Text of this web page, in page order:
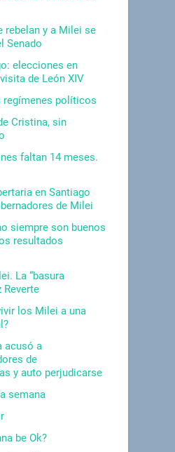
rebelan y a Milei se
Senado
elecciones en
de León XIV
políticos
Cristina, sin
faltan 14 meses.
en Santiago
de Milei
siempre son buenos
resultados
La “basura
Reverte
los Milei a una
acusó a
de
y auto perjudicarse
semana
be Ok?